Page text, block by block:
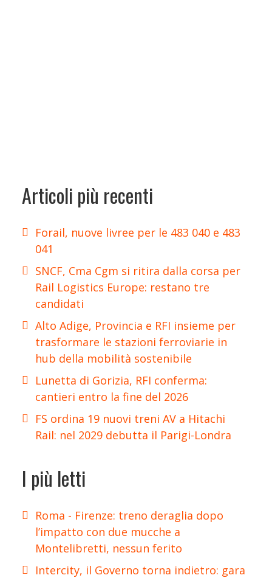
Articoli più recenti
Forail, nuove livree per le 483 040 e 483
041
SNCF, Cma Cgm si ritira dalla corsa per
Rail Logistics Europe: restano tre
candidati
Alto Adige, Provincia e RFI insieme per
trasformare le stazioni ferroviarie in
hub della mobilità sostenibile
Lunetta di Gorizia, RFI conferma:
cantieri entro la fine del 2026
FS ordina 19 nuovi treni AV a Hitachi
Rail: nel 2029 debutta il Parigi-Londra
I più letti
Roma - Firenze: treno deraglia dopo
l’impatto con due mucche a
Montelibretti, nessun ferito
Intercity, il Governo torna indietro: gara